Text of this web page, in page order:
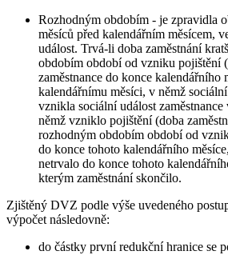
Rozhodným obdobím - je zpravidla
měsíců před kalendářním měsícem,
událost. Trvá-li doba zaměstnání
obdobím období od vzniku pojištění
zaměstnance do konce kalendářního
kalendářnímu měsíci, v němž
vznikla sociální událost
němž vzniklo pojištění (doba
rozhodným obdobím období od
do konce tohoto kalendářního
netrvalo do konce tohoto
kterým zaměstnání skončilo.
Zjištěný DVZ podle výše uvedeného
výpočet následovně:
do částky první redukční hranice se